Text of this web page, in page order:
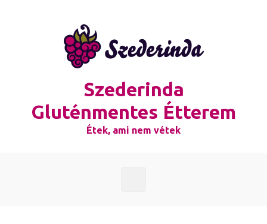
Szederinda
Gluténmentes Étterem
Étek, ami nem vétek